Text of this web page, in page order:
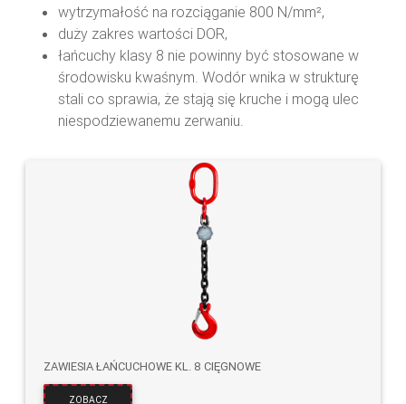
wytrzymałość na rozciąganie 800 N/mm²,
duży zakres wartości DOR,
łańcuchy klasy 8 nie powinny być stosowane w
środowisku kwaśnym. Wodór wnika w strukturę
stali co sprawia, że stają się kruche i mogą ulec
niespodziewanemu zerwaniu.
ZAWIESIA ŁAŃCUCHOWE KL. 8 CIĘGNOWE
ZOBACZ